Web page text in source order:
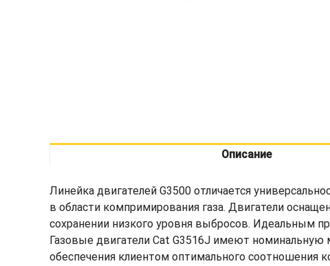
Описание
Линейка двигателей G3500 отличается
в области компримирования газа. Двигатели
сохранении низкого уровня выбросов. Идеальным
Газовые двигатели Cat G3516J имеют
обеспечения клиентом оптимального соотношения